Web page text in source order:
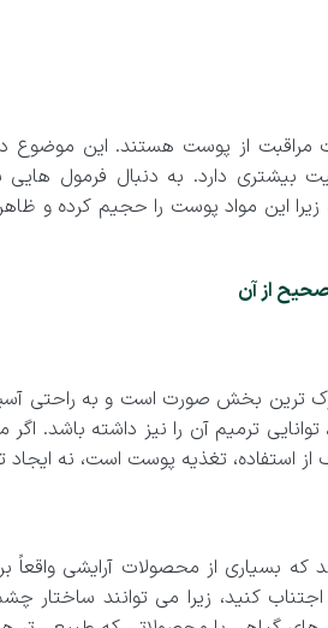
مراقبت از پوست هستند. این موضوع
دارد. به دنبال فرمول هایی
زیرا این مواد پوست را حجیم کرده و
ترین بخش صورت است و به راحتی
ترمیم آن را نیز داشته باشد.
استفاده، تغذیه پوست است، نه ایجاد
بسیاری از محصولات آرایشی واقعاً
کنید، زیرا می توانند ساختار